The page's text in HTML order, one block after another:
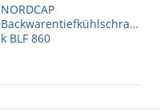
NORDCAP
Backwarentiefkühlschran
k BLF 860